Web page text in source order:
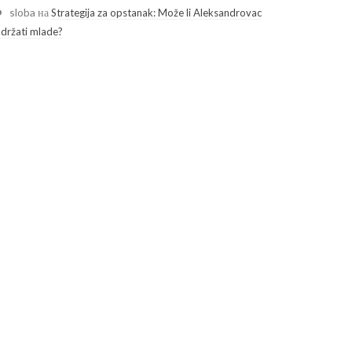
sloba наStrategija za opstanak: Može li Aleksandrovac
mlade?